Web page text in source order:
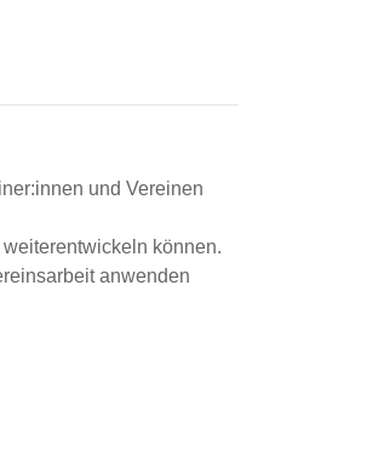
und Vereinen
können.
anwenden